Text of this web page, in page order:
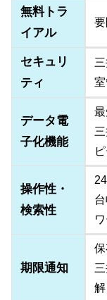
無料トラ
イアル
セキュリ
ティ
データ電
子化機能
操作性・
検索性
期限通知
解